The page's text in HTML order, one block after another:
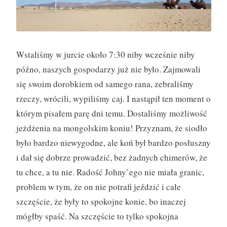
ż
(
9
)
”
Wstaliśmy w jurcie około 7:30 niby wcześnie niby
późno, naszych gospodarzy już nie było. Zajmowali
się swoim dorobkiem od samego rana, zebraliśmy
rzeczy, wrócili, wypiliśmy caj. I nastąpił ten moment o
którym pisałem parę dni temu. Dostaliśmy możliwość
jeżdżenia na mongolskim koniu! Przyznam, że siodło
było bardzo niewygodne, ale koń był bardzo posłuszny
i dał się dobrze prowadzić, bez żadnych chimerów, że
tu chce, a tu nie. Radość Johny’ego nie miała granic,
problem w tym, że on nie potrafi jeździć i całe
szczęście, że były to spokojne konie, bo inaczej
mógłby spaść. Na szczęście to tylko spokojna